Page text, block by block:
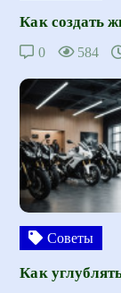
Как создать
0 584
Советы
Как